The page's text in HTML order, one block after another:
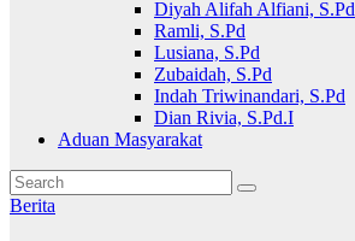
Diyah Alifah Alfiani, S.Pd
Ramli, S.Pd
Lusiana, S.Pd
Zubaidah, S.Pd
Indah Triwinandari, S.Pd
Dian Rivia, S.Pd.I
Aduan Masyarakat
Berita